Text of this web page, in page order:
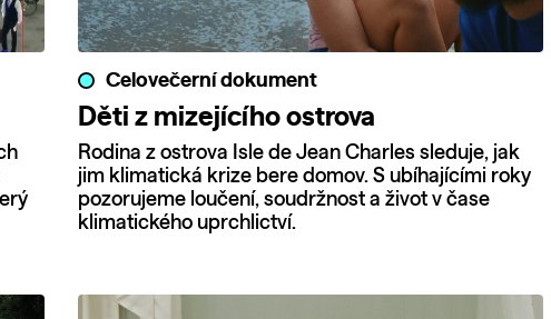
Celovečerní dokument
Děti z mizejícího ostrova
Rodina z ostrova Isle de Jean Charles sleduje, jak
jim klimatická krize bere domov. S ubíhajícími roky
pozorujeme loučení, soudržnost a život v čase
klimatického uprchlictví.